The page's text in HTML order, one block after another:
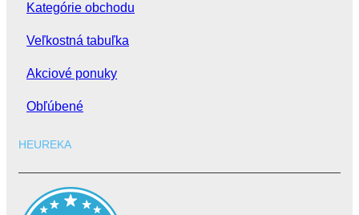
Kategórie obchodu
Veľkostná tabuľka
Akciové ponuky
Obľúbené
HEUREKA